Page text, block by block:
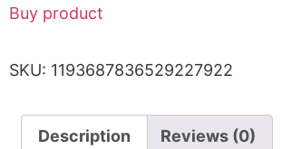
Buy product
SKU: 1193687836529227922
Description Reviews (0)